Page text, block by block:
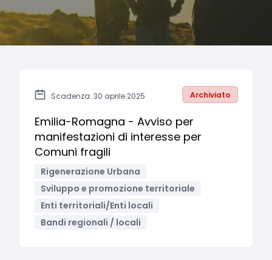
Scadenza: 30 aprile 2025 Archiviato
Emilia-Romagna - Avviso per
manifestazioni di interesse per
Comuni fragili
Rigenerazione Urbana
Sviluppo e promozione territoriale
Enti territoriali/Enti locali
Bandi regionali / locali